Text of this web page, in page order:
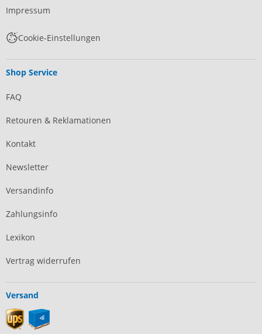
Impressum
Cookie-Einstellungen
Shop Service
FAQ
Retouren & Reklamationen
Kontakt
Newsletter
Versandinfo
Zahlungsinfo
Lexikon
Vertrag widerrufen
Versand